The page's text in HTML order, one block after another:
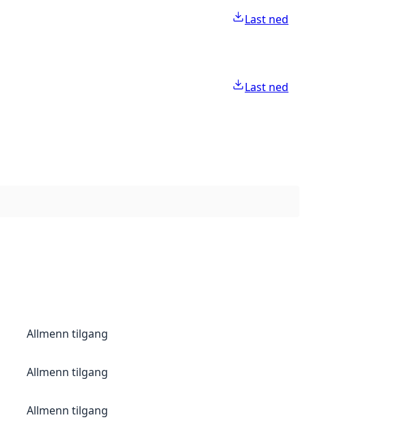
Last ned
Last ned
Allmenn tilgang
Allmenn tilgang
Allmenn tilgang